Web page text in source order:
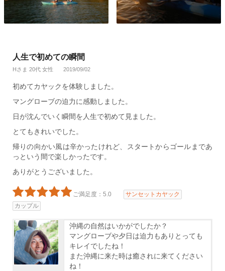
人生で初めての瞬間
Hさま 20代 女性 2019/09/02
初めてカヤックを体験しました。
マングローブの迫力に感動しました。
日が沈んでいく瞬間を人生で初めて見ました。
とてもきれいでした。
帰りの向かい風は辛かったけれど、スタートからゴールまであ
っという間で楽しかったです。
ありがとうございました。
ご満足度：5.0
サンセットカヤック
カップル
沖縄の自然はいかがでしたか？
マングローブや夕日は迫力もありとっても
キレイでしたね！
また沖縄に来た時は癒されに来てください
ね！